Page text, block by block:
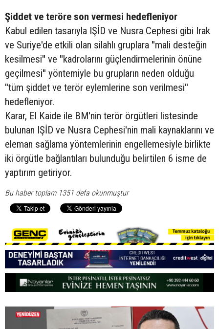
Şiddet ve teröre son vermesi hedefleniyor
Kabul edilen tasarıyla IŞİD ve Nusra Cephesi gibi Irak
ve Suriye'de etkili olan silahlı gruplara ''mali desteğin
kesilmesi'' ve ''kadrolarını güçlendirmelerinin önüne
geçilmesi'' yöntemiyle bu grupların neden olduğu
''tüm şiddet ve terör eylemlerine son verilmesi''
hedefleniyor.
Karar, El Kaide ile BM'nin terör örgütleri listesinde
bulunan IŞİD ve Nusra Cephesi'nin mali kaynaklarını ve
eleman sağlama yöntemlerinin engellemesiyle birlikte
iki örgütle bağlantıları bulunduğu belirtilen 6 isme de
yaptırım getiriyor.
Bu haber toplam 1351 defa okunmuştur